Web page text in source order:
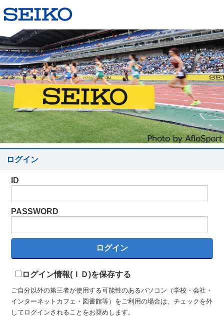
ログイン
ID
PASSWORD
ログイン情報(ＩＤ)を保存する
ご自分以外の第三者が使用する可能性のあるパソコン（学校・会社・
インターネットカフェ・図書館等）をご利用の場合は、チェックを外
してログインされることをお奨めします。